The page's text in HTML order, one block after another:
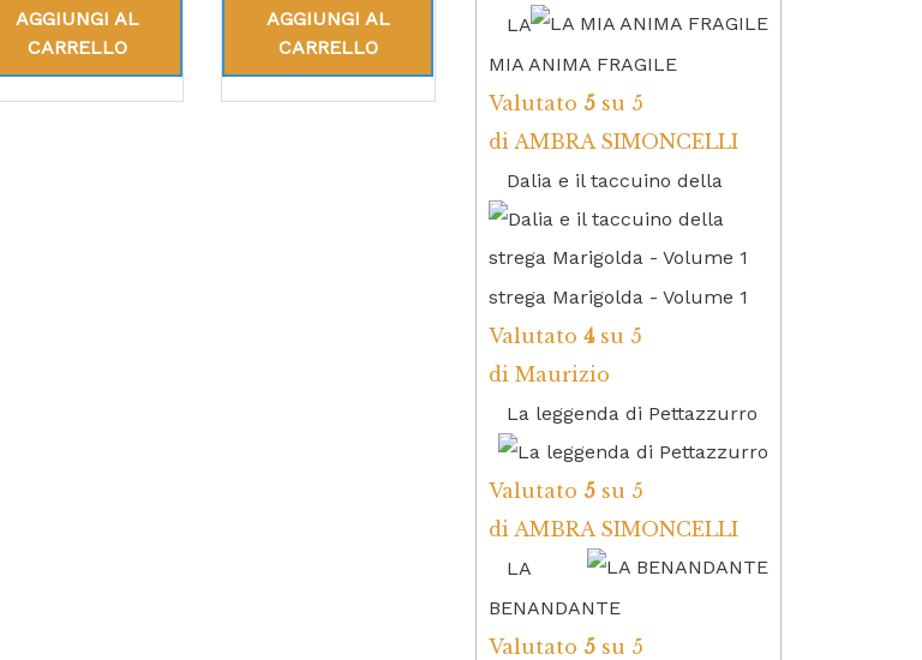
AGGIUNGI AL
CARRELLO
AGGIUNGI AL
CARRELLO
LA
MIA ANIMA FRAGILE
Valutato 5 su 5
di AMBRA SIMONCELLI
Dalia e il taccuino della
strega Marigolda - Volume 1
Valutato 4su 5
di Maurizio
La leggenda di Pettazzurro
Valutato 5 su 5
di AMBRA SIMONCELLI
LA
BENANDANTE
Valutato 5 su 5